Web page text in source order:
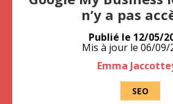
n’y a pas
Publié le 12/05/
Mis à jour le 06/09/
AuteurEmma
SEO